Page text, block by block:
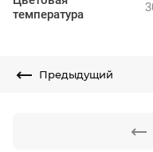
температура
Предыдущий